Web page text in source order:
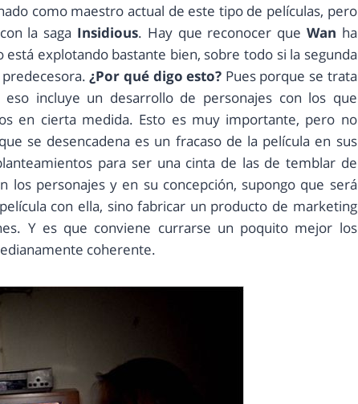
como maestro actual de este tipo de películas, pero
la saga Insidious. Hay que reconocer que Wan ha
explotando bastante bien, sobre todo si la segunda
predecesora.¿Por qué digo esto? Pues porque se trata
incluye un desarrollo de personajes con los que
en cierta medida. Esto es muy importante, pero no
se desencadena es un fracaso de la película en sus
para ser una cinta de las de temblar de
los personajes y en su concepción, supongo que será
con ella, sino fabricar un producto de marketing
Y es que conviene currarse un poquito mejor los
coherente.